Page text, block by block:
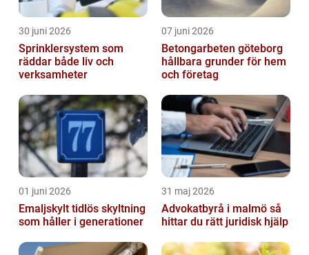
30 juni 2026
Sprinklersystem som
räddar både liv och
verksamheter
07 juni 2026
Betongarbeten göteborg
hållbara grunder för hem
och företag
01 juni 2026
Emaljskylt tidlös skyltning
som håller i generationer
31 maj 2026
Advokatbyrå i malmö så
hittar du rätt juridisk hjälp